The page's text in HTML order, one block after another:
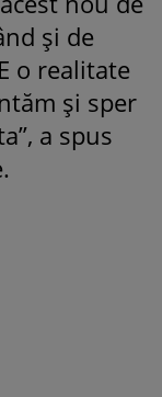
și de
o realitate
și sper
a spus